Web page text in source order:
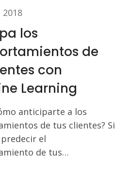
los
de
con
Learning
anticiparte a los
de tus clientes? Si
el
de tus…